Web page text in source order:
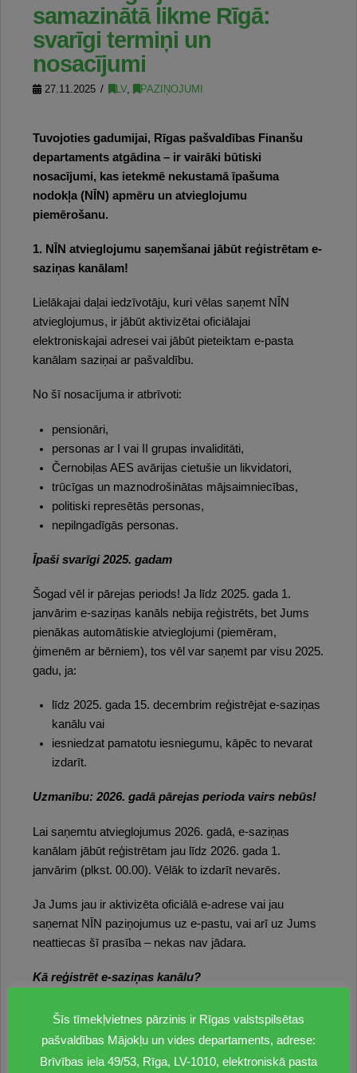
samazinātā likme Rīgā:
svarīgi termiņi un
nosacījumi
27.11.2025 LV, PAZIŅOJUMI
Tuvojoties gadumijai, Rīgas pašvaldības Finanšu
departaments atgādina – ir vairāki būtiski
nosacījumi, kas ietekmē nekustamā īpašuma
nodokļa (NĪN) apmēru un atvieglojumu
piemērošanu.
1. NĪN atvieglojumu saņemšanai jābūt reģistrētam e-
saziņas kanālam!
Lielākajai daļai iedzīvotāju, kuri vēlas saņemt NĪN
atvieglojumus, ir jābūt aktivizētai oficiālajai
elektroniskajai adresei vai jābūt pieteiktam e-pasta
kanālam saziņai ar pašvaldību.
No šī nosacījuma ir atbrīvoti:
pensionāri,
personas ar I vai II grupas invaliditāti,
Černobiļas AES avārijas cietušie un likvidatori,
trūcīgas un maznodrošinātas mājsaimniecības,
politiski represētās personas,
nepilngadīgās personas.
Īpaši svarīgi 2025. gadam
Šogad vēl ir pārejas periods! Ja līdz 2025. gada 1.
janvārim e-saziņas kanāls nebija reģistrēts, bet Jums
pienākas automātiskie atvieglojumi (piemēram,
ģimenēm ar bērniem), tos vēl var saņemt par visu 2025.
gadu, ja:
līdz 2025. gada 15. decembrim reģistrējat e-saziņas
kanālu vai
iesniedzat pamatotu iesniegumu, kāpēc to nevarat
izdarīt.
Uzmanību: 2026. gadā pārejas perioda vairs nebūs!
Lai saņemtu atvieglojumus 2026. gadā, e-saziņas
kanālam jābūt reģistrētam jau līdz 2026. gada 1.
janvārim (plkst. 00.00). Vēlāk to izdarīt nevarēs.
Ja Jums jau ir aktivizēta oficiālā e-adrese vai jau
saņemat NĪN paziņojumus uz e-pastu, vai arī uz Jums
neattiecas šī prasība – nekas nav jādara.
Kā reģistrēt e-saziņas kanālu?
aktivizēt oficiālo e-adresi portālā Latvija.gov.lv
www.epakalpojumi.lv
nosūtīt parakstītu iesniegumu uzpip@riga.lv
Šīs tīmekļvietnes pārzinis ir Rīgas valstspilsētas
pašvaldības Mājokļu un vides departaments, adrese:
Brīvības iela 49/53, Rīga, LV-1010, elektroniskā pasta